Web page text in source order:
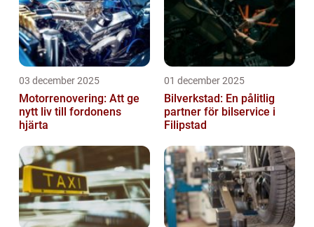
03 december 2025
Motorrenovering: Att ge
nytt liv till fordonens
hjärta
01 december 2025
Bilverkstad: En pålitlig
partner för bilservice i
Filipstad